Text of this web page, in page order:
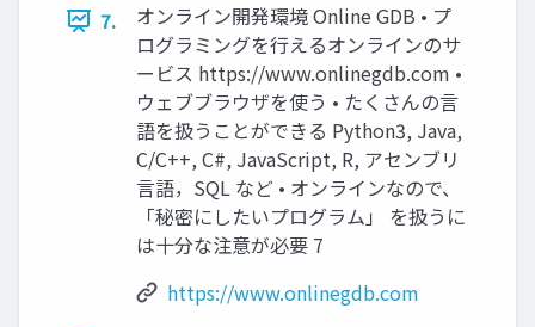
7.
オンライン開発環境 Online GDB • プ
ログラミングを行えるオンラインのサ
ービス https://www.onlinegdb.com •
ウェブブラウザを使う • たくさんの言
語を扱うことができる Python3, Java,
C/C++, C#, JavaScript, R, アセンブリ
言語，SQL など • オンラインなので、
「秘密にしたいプログラム」 を扱うに
は十分な注意が必要 7
https://www.onlinegdb.com